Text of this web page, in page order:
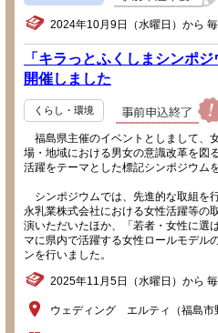
2024年10月9日（水曜日）から 毎
「キラっとふくしまシンポ
開催しました
くらし・環境
福島県主催のイベントとしまして、
場・地域における男女の意識改革を図
活躍をテーマとした標記シンポジウム
シンポジウムでは、先進的な取組を
永乳業株式会社における女性活躍等の
演いただいたほか、「若者・女性に選
マに県内で活躍する女性ロールモデル
ンを行いました。
2025年11月5日（水曜日）から 毎
ウェディング エルティ（福島市